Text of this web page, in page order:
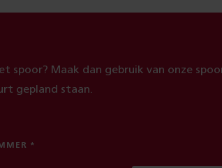
spoor? Maak dan gebruik van onze
gepland staan.